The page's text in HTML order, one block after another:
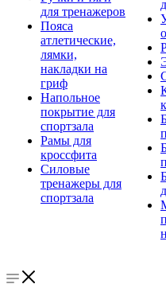
для тренажеров
Пояса
атлетические,
лямки,
накладки на
гриф
Напольное
покрытие для
спортзала
Рамы для
кроссфита
Силовые
тренажеры для
спортзала